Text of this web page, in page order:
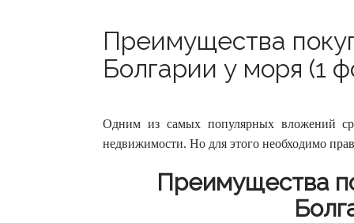
Преимущества
Болгарии у моря (1
Одним из самых популярных вложений
недвижимости. Но для этого необходимо
Преимущества